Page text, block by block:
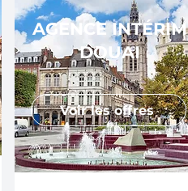
AGENCE INTÉRIM
DOUAI
Voir les offres